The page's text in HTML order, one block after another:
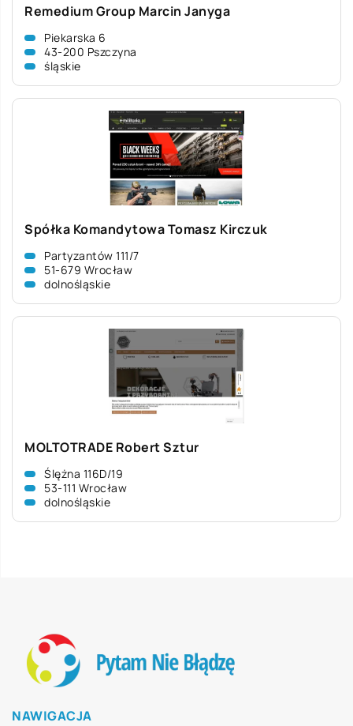
Remedium Group Marcin Janyga
Piekarska 6
43-200 Pszczyna
śląskie
Spółka Komandytowa Tomasz Kirczuk
Partyzantów 111/7
51-679 Wrocław
dolnośląskie
MOLTOTRADE Robert Sztur
Ślężna 116D/19
53-111 Wrocław
dolnośląskie
NAWIGACJA